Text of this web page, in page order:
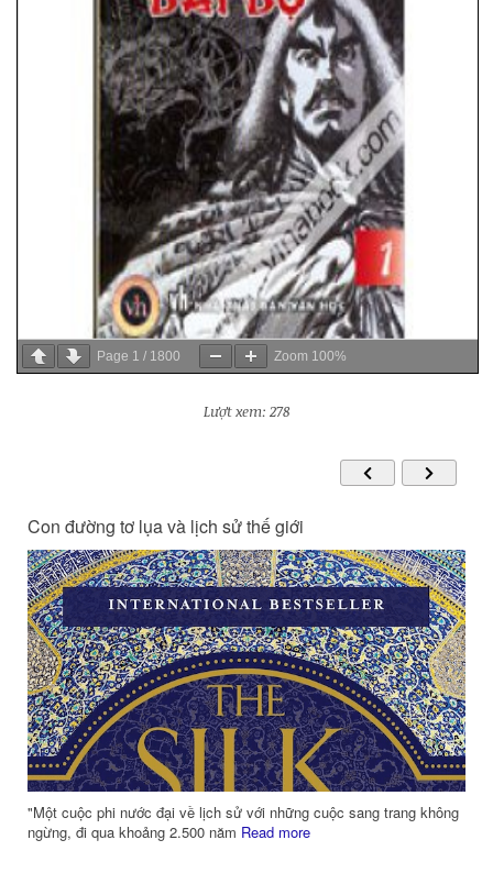
Page 1 / 1800 Zoom 100%
Lượt xem: 278
Con đường tơ lụa và lịch sử thế giới
"Một cuộc phi nước đại về lịch sử với những cuộc sang trang không
ngừng, đi qua khoảng 2.500 năm Read more